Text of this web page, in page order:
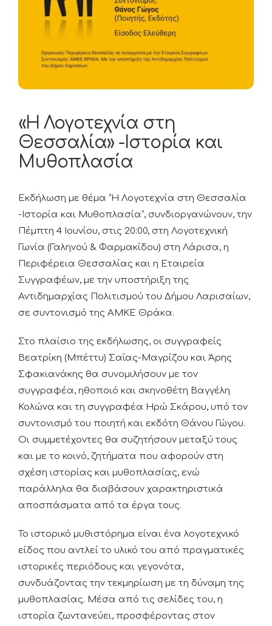
«Η Λογοτεχνία στη
Θεσσαλία» -Ιστορία και
Μυθοπλασία
Εκδήλωση με θέμα “Η Λογοτεχνία στη Θεσσαλία
-Ιστορία και Μυθοπλασία”, συνδιοργανώνουν, την
Πέμπτη 4 Ιουνίου, στις 20:00, στη Λογοτεχνική
Γωνία (Γαληνού & Φαρμακίδου) στη Λάρισα, η
Περιφέρεια Θεσσαλίας και η Εταιρεία
Συγγραφέων, με την υποστήριξη της
Αντιδημαρχίας Πολιτισμού του Δήμου Λαρισαίων,
σε συντονισμό της ΑΜΚΕ Θράκα.
Στο πλαίσιο της εκδήλωσης, οι συγγραφείς
Βεατρίκη (Μπέττυ) Σαΐας-Μαγρίζου και Άρης
Σφακιανάκης θα συνομιλήσουν με τον
συγγραφέα, ηθοποιό και σκηνοθέτη Βαγγέλη
Κολώνα και τη συγγραφέα Ηρώ Σκάρου, υπό τον
συντονισμό του ποιητή και εκδότη Θάνου Γώγου.
Οι συμμετέχοντες θα συζητήσουν μεταξύ τους
και με το κοινό, ζητήματα που αφορούν στη
σχέση ιστορίας και μυθοπλασίας, ενώ
παράλληλα θα διαβάσουν χαρακτηριστικά
αποσπάσματα από τα έργα τους.
Το ιστορικό μυθιστόρημα είναι ένα λογοτεχνικό
είδος που αντλεί το υλικό του από πραγματικές
ιστορικές περιόδους και γεγονότα,
συνδυάζοντας την τεκμηρίωση με τη δύναμη της
μυθοπλασίας. Μέσα από τις σελίδες του, η
ιστορία ζωντανεύει, προσφέροντας στον